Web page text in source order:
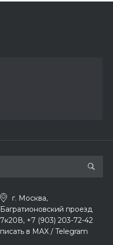
г. Москва,
Багратионовский проезд
7к20В, +7 (903) 203-72-42
писать в MAX / Telegram